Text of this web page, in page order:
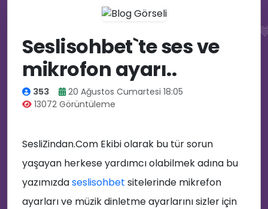
💡
Seslisohbet`te ses ve
mikrofon ayarı..
353
20 Ağustos Cumartesi 18:05
13072 Görüntüleme
SesliZindan.Com Ekibi olarak bu tür sorun
yaşayan herkese yardımcı olabilmek adına bu
yazımızdaseslisohbet sitelerinde mikrefon
ayarları ve müzik dinletme ayarlarını sizler için